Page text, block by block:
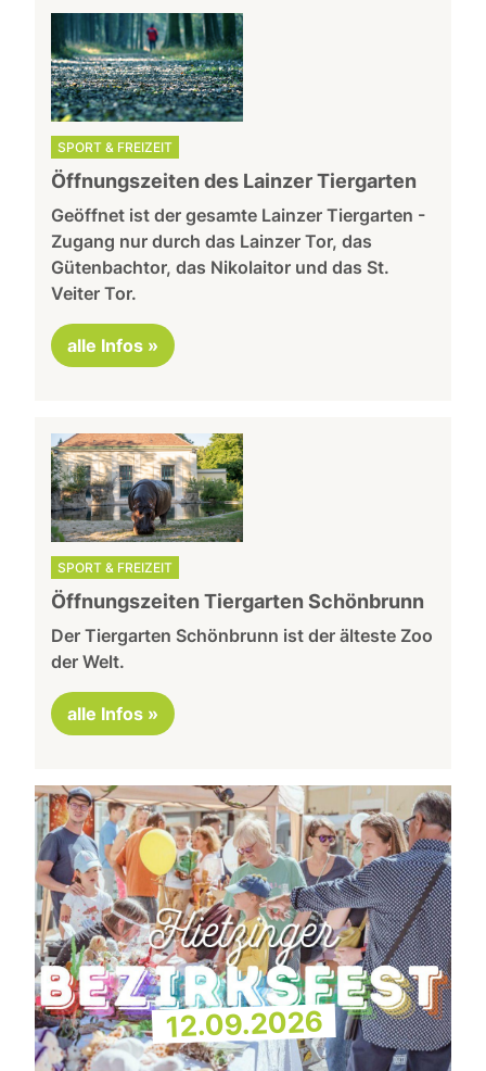
SPORT & FREIZEIT
Öffnungszeiten des Lainzer Tiergarten
Geöffnet ist der gesamte Lainzer Tiergarten -
Zugang nur durch das Lainzer Tor, das
Gütenbachtor, das Nikolaitor und das St.
Veiter Tor.
alle Infos »
SPORT & FREIZEIT
Öffnungszeiten Tiergarten Schönbrunn
Der Tiergarten Schönbrunn ist der älteste Zoo
der Welt.
alle Infos »
12.09.2026